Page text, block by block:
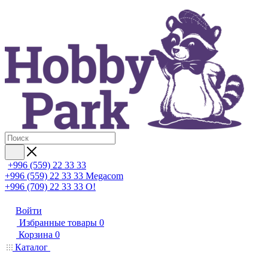
+996 (559) 22 33 33
+996 (559) 22 33 33 Megacom
+996 (709) 22 33 33 O!
Войти
Избранные товары 0
Корзина 0
Каталог